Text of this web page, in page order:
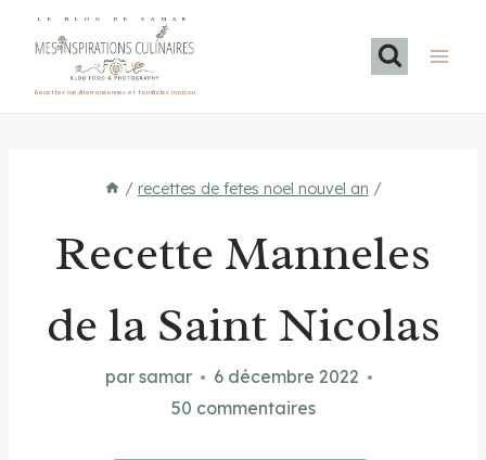
LE BLOG DE SAMAR
Recettes méditerranéennes et familiales maison
/ recettes de fetes noel nouvel an /
Recette Manneles
de la Saint Nicolas
par samar
6 décembre 2022
50 commentaires